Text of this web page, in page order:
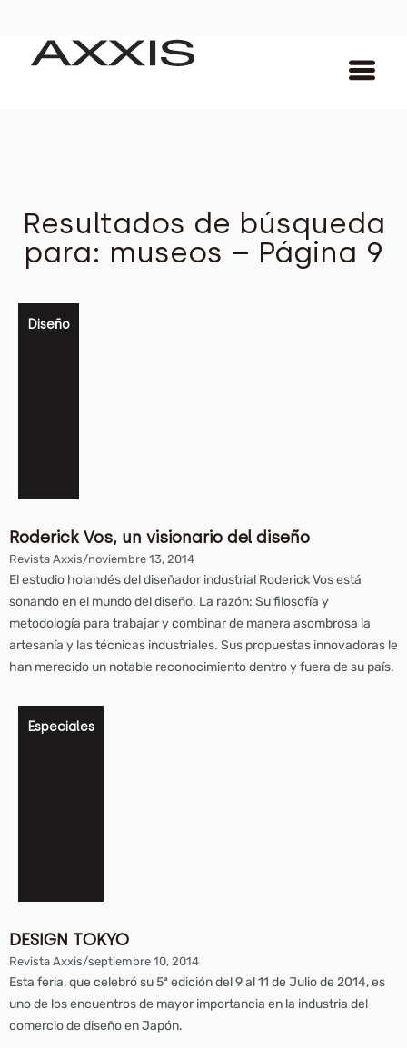
Resultados de búsqueda
para: museos – Página 9
Diseño
Roderick Vos, un visionario del diseño
Revista Axxis/noviembre 13, 2014
El estudio holandés del diseñador industrial Roderick Vos está
sonando en el mundo del diseño. La razón: Su filosofía y
metodología para trabajar y combinar de manera asombrosa la
artesanía y las técnicas industriales. Sus propuestas innovadoras le
han merecido un notable reconocimiento dentro y fuera de su país.
Especiales
DESIGN TOKYO
Revista Axxis/septiembre 10, 2014
Esta feria, que celebró su 5ª edición del 9 al 11 de Julio de 2014, es
uno de los encuentros de mayor importancia en la industria del
comercio de diseño en Japón.